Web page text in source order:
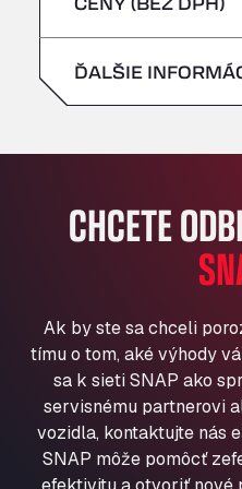
Klaverbladstaat 21,
American Truck
Andamur La
AP7 Salida 2, C/
Andamur Pamplona
Andamur San
Aut A1 Exit 385, 01207
Anglia Motel
Washway Road, PE12
Anpol Sp. z o.o.
Ul. Torunska 147, 85884
nedeľa –
nedeľa –
ĎALŠIE
CHCETE
Ak by ste sa chceli
tímu o tom, aké výhody
sa k sieti SNAP ako
servisnému partnerovi
vozidla, kontaktujte nás
SNAP môže pomôcť